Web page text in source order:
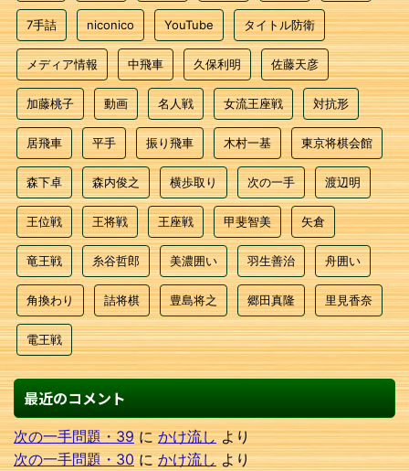
7手詰 niconico YouTube タイトル防衛
メディア情報 中飛車 久保利明 佐藤天彦
加藤桃子 動画 名人戦 女流王座戦 対抗形
居飛車 平手 振り飛車 木村一基 東京将棋会館
森下卓 森内俊之 横歩取り 次の一手 渡辺明
王位戦 王将戦 王座戦 甲斐智美 矢倉
竜王戦 糸谷哲郎 美濃囲い 羽生善治 舟囲い
角換わり 詰将棋 豊島将之 郷田真隆 里見香奈
電王戦
最近のコメント
次の一手問題・39にかけ流しより
次の一手問題・30にかけ流しより